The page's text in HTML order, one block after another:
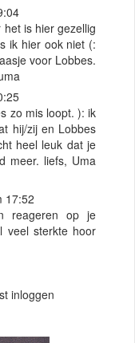
is hier gezellig
ik hier ook niet (:
voor Lobbes.
zo mis loopt. ): ik
hij/zij en Lobbes
heel leuk dat je
meer. liefs, Uma
17:52
reageren op je
veel sterkte hoor
inloggen